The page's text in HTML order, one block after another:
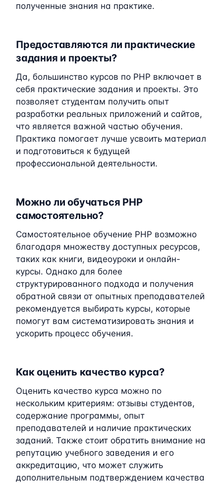
полученные знания на практике.
Предоставляются ли практические
задания и проекты?
Да, большинство курсов по PHP включает в
себя практические задания и проекты. Это
позволяет студентам получить опыт
разработки реальных приложений и сайтов,
что является важной частью обучения.
Практика помогает лучше усвоить материал
и подготовиться к будущей
профессиональной деятельности.
Можно ли обучаться PHP
самостоятельно?
Самостоятельное обучение PHP возможно
благодаря множеству доступных ресурсов,
таких как книги, видеоуроки и онлайн-
курсы. Однако для более
структурированного подхода и получения
обратной связи от опытных преподавателей
рекомендуется выбирать курсы, которые
помогут вам систематизировать знания и
ускорить процесс обучения.
Как оценить качество курса?
Оценить качество курса можно по
нескольким критериям: отзывы студентов,
содержание программы, опыт
преподавателей и наличие практических
заданий. Также стоит обратить внимание на
репутацию учебного заведения и его
аккредитацию, что может служить
дополнительным подтверждением качества